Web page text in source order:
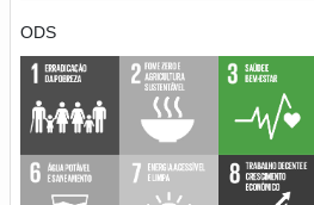
ODS